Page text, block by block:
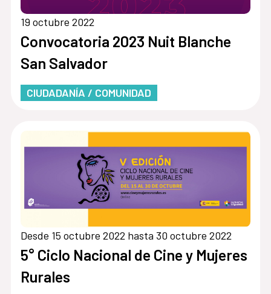
19 octubre 2022
Convocatoria 2023 Nuit Blanche
San Salvador
CIUDADANÍA / COMUNIDAD
Desde 15 octubre 2022 hasta 30 octubre 2022
5° Ciclo Nacional de Cine y Mujeres
Rurales